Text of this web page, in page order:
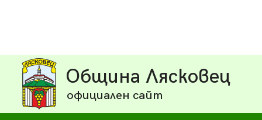
Община Лясковец
официален сайт